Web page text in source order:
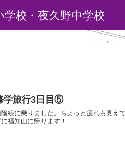
校・夜久野中学校
学旅行3日目⑤
陰線に乗りました。ちょっと疲れも見え
福知山に帰ります！